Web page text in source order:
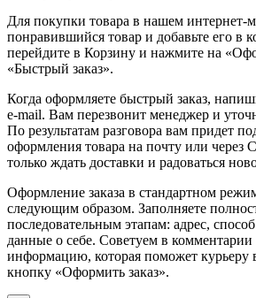
Для покупки товара в нашем интернет-
понравившийся товар и добавьте его в
перейдите в Корзину и нажмите на
«Быстрый заказ».
Когда оформляете быстрый заказ,
e-mail. Вам перезвонит менеджер и
По результатам разговора вам придет
оформления товара на почту или через
только ждать доставки и радоваться
Оформление заказа в стандартном
следующим образом. Заполняете
последовательным этапам: адрес,
данные о себе. Советуем в комментарии
информацию, которая поможет курьеру
кнопку «Оформить заказ».